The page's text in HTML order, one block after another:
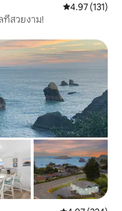
คะแนนเฉลี่ย
4.97 (131)
ที่สวยงาม!